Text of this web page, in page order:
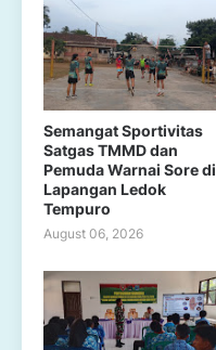
Semangat Sportivitas
Satgas TMMD dan
Pemuda Warnai Sore di
Lapangan Ledok
Tempuro
August 06, 2026